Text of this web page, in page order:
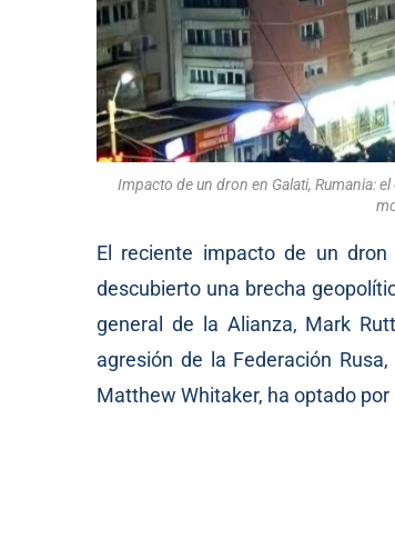
Impacto de un dron en Galati, Rumania:
El reciente impacto de un
descubierto una brecha
general de la Alianza, Mark
agresión de la Federación
Matthew Whitaker, ha optado